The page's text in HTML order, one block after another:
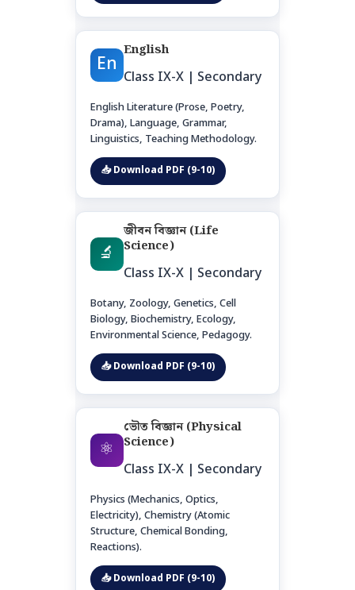
En
English
Class IX-X | Secondary
English Literature (Prose, Poetry,
Drama), Language, Grammar,
Linguistics, Teaching Methodology.
📥 Download PDF (9-10)
🔬
জীবন বিজ্ঞান (Life
Science)
Class IX-X | Secondary
Botany, Zoology, Genetics, Cell
Biology, Biochemistry, Ecology,
Environmental Science, Pedagogy.
📥 Download PDF (9-10)
⚛️
ভৌত বিজ্ঞান (Physical
Science)
Class IX-X | Secondary
Physics (Mechanics, Optics,
Electricity), Chemistry (Atomic
Structure, Chemical Bonding,
Reactions).
📥 Download PDF (9-10)